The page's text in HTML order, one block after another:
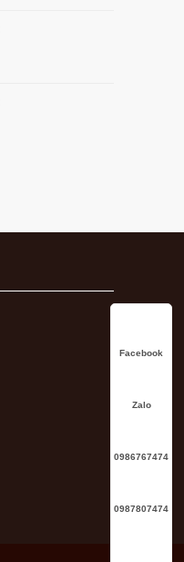
Facebook
Zalo
0986767474
0987807474